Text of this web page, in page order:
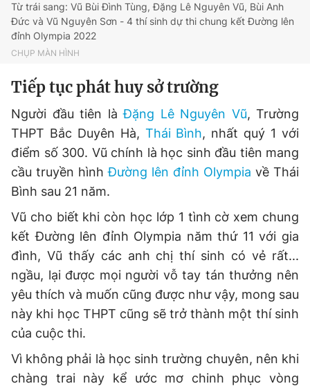
Theo dõi báo trên
Hotline
0906 645 777
Liên hệ quảng cáo
0908 780 404
Đặt báo Quảng cáo RSS Tòa soạn Chính sách bảo
Tổng biên tập: Nguyễn Ngọc Toàn
Phó tổng biên tập thường trực: Hải Thành
Phó tổng biên tập: Lâm Hiếu Dũng
Phó tổng biên tập: Trần Việt Hưng
Giấy phép xuất bản số 110/GP - BTTTT cấp ngày 24.3.2020
© 2003-2026 Bản quyền thuộc về Báo Thanh Niên. Cấm sao
chép dưới mọi hình thức nếu không có sự chấp thuận bằng văn
bản. Phát triển bởi ePi Technologies, JSC.
Từ trái sang: Vũ Bùi Đình Tùng, Đặng Lê Nguyên Vũ, Bùi Anh
Đức và Vũ Nguyên Sơn - 4 thí sinh dự thi chung kết Đường lên
đỉnh Olympia 2022
CHỤP MÀN HÌNH
Tiếp tục phát huy sở trường
Người đầu tiên làĐặng Lê Nguyên Vũ, Trường
THPT Bắc Duyên Hà, Thái Bình, nhất quý 1 với
điểm số 300. Vũ chính là học sinh đầu tiên mang
cầu truyền hìnhĐường lên đỉnh Olympia về Thái
Bình sau 21 năm.
Vũ cho biết khi còn học lớp 1 tình cờ xem chung
kết Đường lên đỉnh Olympia năm thứ 11 với gia
đình, Vũ thấy các anh chị thí sinh có vẻ rất...
ngầu, lại được mọi người vỗ tay tán thưởng nên
yêu thích và muốn cũng được như vậy, mong sau
này khi học THPT cũng sẽ trở thành một thí sinh
của cuộc thi.
Vì không phải là học sinh trường chuyên, nên khi
chàng trai này kể ước mơ chinh phục vòng